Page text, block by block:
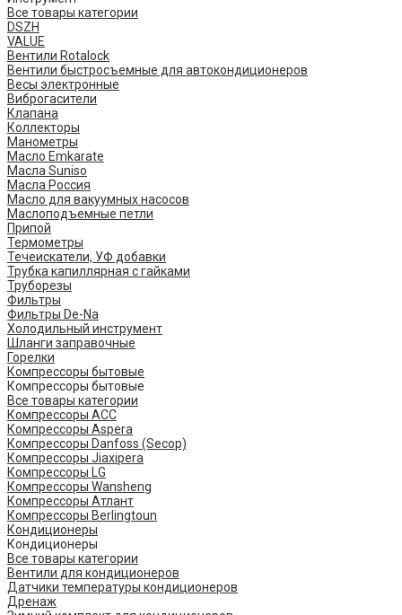
Все товары категории
DSZH
VALUE
Вентили Rotalock
Вентили быстросъемные для автокондиционеров
Весы электронные
Виброгасители
Клапана
Коллекторы
Манометры
Масло Emkarate
Масла Suniso
Масла Россия
Масло для вакуумных насосов
Маслоподъемные петли
Припой
Термометры
Течеискатели, УФ добавки
Трубка капиллярная с гайками
Труборезы
Фильтры
Фильтры De-Na
Холодильный инструмент
Шланги заправочные
Горелки
Компрессоры бытовые
Компрессоры бытовые
Все товары категории
Компрессоры ACC
Компрессоры Aspera
Компрессоры Danfoss (Secop)
Компрессоры Jiaxipera
Компрессоры LG
Компрессоры Wansheng
Компрессоры Атлант
Компрессоры Berlingtoun
Кондиционеры
Кондиционеры
Все товары категории
Вентили для кондиционеров
Датчики температуры кондиционеров
Дренаж